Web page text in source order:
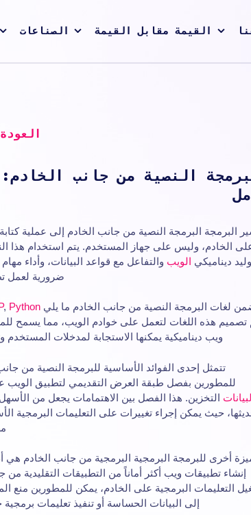
الصناعات القيمة مقابل القيمة
النصية من جانب
البرمجة البرمجة النصية من جانب الخادم إلى عملية كتابة
الخادم، وليس على جهاز المستخدم. يتم استخدام هذا
ديناميكي الويب والتفاعل مع قواعد البيانات، وأداء
ضرورية لعمل
لغات البرمجة النصية من جانب الخادم ما يلي , Python
تصميم هذه اللغات لتعمل على خوادم الويب، مما يسمح
ويب ديناميكية يمكنها الاستجابة لمدخلات
تتمثل إحدى الفوائد الأساسية للبرمجة النصية من
للمطورين بفصل طبقة العرض التقديمي لتطبيق
التخزين. هذا الفصل بين الاهتمامات يجعل من
حيث يمكن إجراء تغييرات على التعليمات البرمجية
أخرى للبرمجة البرمجية البرمجية من جانب الخادم هي
إنشاء تطبيقات ويب أكثر أماناً من التطبيقات التقليدية
التعليمات البرمجية على الخادم، يمكن للمطورين منع
إلى البيانات الحساسة أو تنفيذ تعليمات